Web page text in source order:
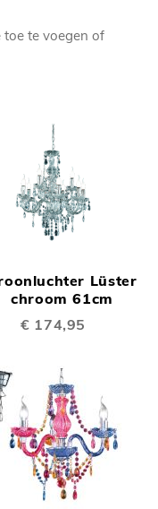
toe te voegen of
Lüster
chroom 61cm
€ 174,95